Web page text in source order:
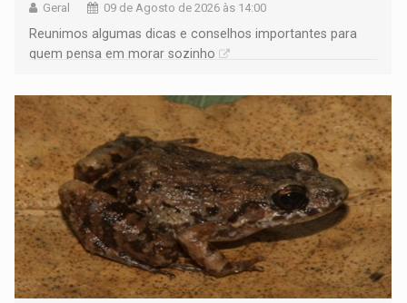
Geral 09 de Agosto de 2026 às 14:00
Reunimos algumas dicas e conselhos importantes para
quem pensa em morar sozinho